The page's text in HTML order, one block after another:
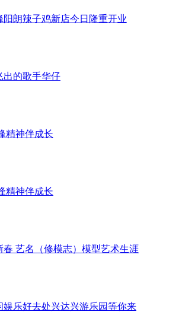
朗辣子鸡新店今日隆重开业
出的歌手华仔
精神伴成长
精神伴成长
艺名（修模志）模型艺术生涯
娱乐好去处兴达兴游乐园等你来